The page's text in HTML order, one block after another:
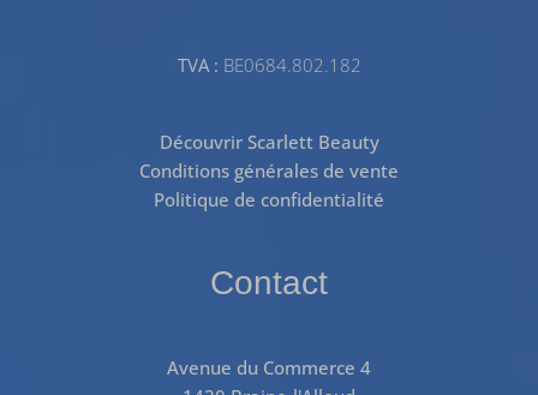
TVA : BE0684.802.182
Découvrir Scarlett Beauty
Conditions générales de vente
Politique de confidentialité
Contact
Avenue du Commerce 4